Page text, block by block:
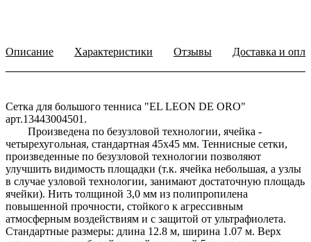
Описание Характеристики Отзывы Доставка и
Сетка для большого тенниса "EL LEON DE ORO"
арт.13443004501.
Произведена по безузловой технологии, ячейка -
четырехугольная, стандартная 45х45 мм. Теннисные сетки,
произведенные по безузловой технологии позволяют
улучшить видимость площадки (т.к. ячейка небольшая, а узлы
в случае узловой технологии, занимают достаточную площадь
ячейки). Нить толщиной 3,0 мм из полипропилена
повышенной прочности, стойкого к агрессивным
атмосферным воздействиям и с защитой от ультрафиолета.
Стандартные размеры: длина 12.8 м, ширина 1.07 м. Верх